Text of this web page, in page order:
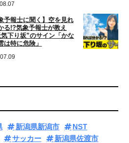
予報士に聞く】空を見れ
る!?気象予報士が教え
気下り坂”のサイン「かな
は特に危険」
新潟県新潟市
NST
サッカー
新潟県佐渡市